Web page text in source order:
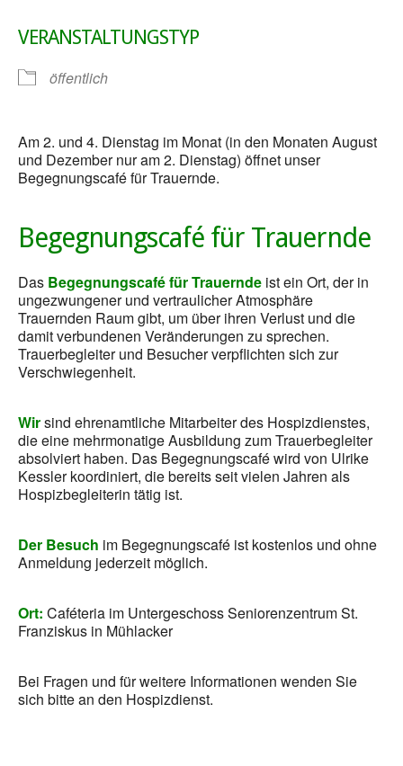
VERANSTALTUNGSTYP
öffentlich
Am 2. und 4. Dienstag im Monat (in den Monaten August
und Dezember nur am 2. Dienstag) öffnet unser
Begegnungscafé für Trauernde.
Begegnungscafé für Trauernde
Das Begegnungscafé für Trauernde ist ein Ort, der in
ungezwungener und vertraulicher Atmosphäre
Trauernden Raum gibt, um über ihren Verlust und die
damit verbundenen Veränderungen zu sprechen.
Trauerbegleiter und Besucher verpflichten sich zur
Verschwiegenheit.
Wirsind ehrenamtliche Mitarbeiter des Hospizdienstes,
die eine mehrmonatige Ausbildung zum Trauerbegleiter
absolviert haben. Das Begegnungscafé wird von Ulrike
Kessler koordiniert, die bereits seit vielen Jahren als
Hospizbegleiterin tätig ist.
Der Besuch im Begegnungscafé ist kostenlos und ohne
Anmeldung jederzeit möglich.
Ort: Caféteria im Untergeschoss Seniorenzentrum St.
Franziskus in Mühlacker
Bei Fragen und für weitere Informationen wenden Sie
sich bitte an den Hospizdienst.